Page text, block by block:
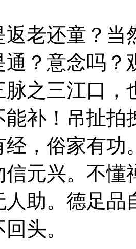
还童？当
通？意念吗？
脉之三江口
能补！吊扯
经，俗家有
信元兴。不懂
人助。德足
头。